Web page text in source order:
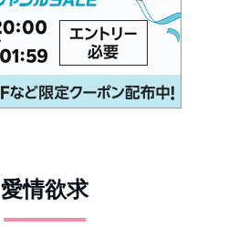
愛情欲求